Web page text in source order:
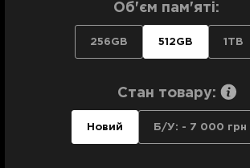
Об'єм пам'яті:
256GB 512GB 1TB
Стан товару:
Новий Б/У: - 7 000 грн